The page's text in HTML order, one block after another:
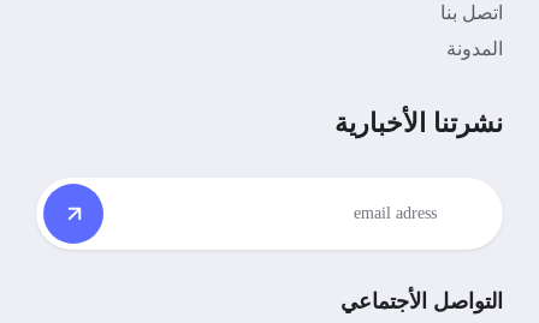
اتصل بنا
المدونة
نشرتنا الأخبارية
التواصل الأجتماعي